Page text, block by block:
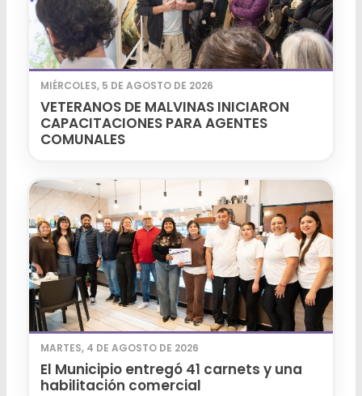
MIÉRCOLES, 5 DE AGOSTO DE 2026
VETERANOS DE MALVINAS INICIARON
CAPACITACIONES PARA AGENTES
COMUNALES
MARTES, 4 DE AGOSTO DE 2026
El Municipio entregó 41 carnets y una
habilitación comercial